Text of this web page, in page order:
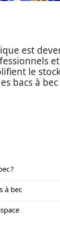
est
le
bacs à
?
à bec